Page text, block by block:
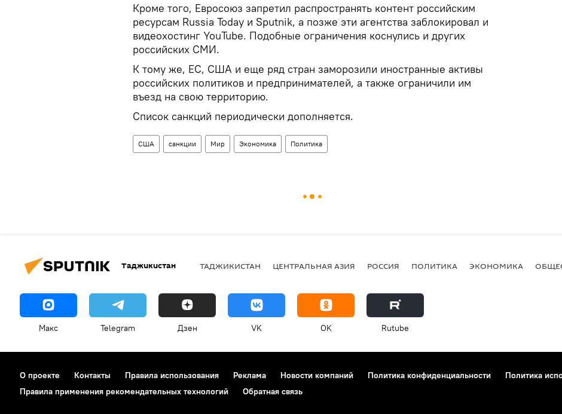
Кроме того, Евросоюз запретил распространять контент российским
ресурсам Russia Today и Sputnik, а позже эти агентства заблокировал и
видеохостинг YouTube. Подобные ограничения коснулись и других
российских СМИ.
К тому же, ЕС, США и еще ряд стран заморозили иностранные активы
российских политиков и предпринимателей, а также ограничили им
въезд на свою территорию.
Список санкций периодически дополняется.
США санкции Мир Экономика Политика
Таджикистан ТАДЖИКИСТАН ЦЕНТРАЛЬНАЯ АЗИЯ РОССИЯ ПОЛИТИКА ЭКОНОМИКА
Макс Telegram Дзен VK OK Rutube
О проекте Контакты Правила использования Реклама Новости компаний Политика конфиденциальности
Политика
Правила применения рекомендательных технологий
Обратная связь